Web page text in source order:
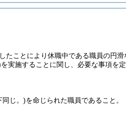
たことにより休職中である職員の円
を実施することに関し、必要な事項を
同じ。)を命じられた職員であること。